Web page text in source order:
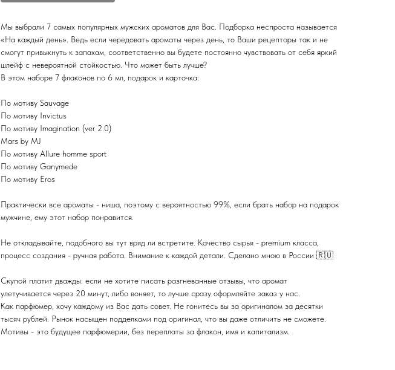
Мы выбрали 7 самых популярных мужских ароматов для Вас. Подборка неспроста называется
«На каждый день». Ведь если чередовать ароматы через день, то Ваши рецепторы так и не
смогут привыкнуть к запахам, соответственно вы будете постоянно чувствовать от себя яркий
шлейф с невероятной стойкостью. Что может быть лучше?
В этом наборе 7 флаконов по 6 мл, подарок и карточка:
По мотиву Sauvage
По мотиву Invictus
По мотиву Imagination (ver 2.0)
Mars by MJ
По мотиву Allure homme sport
По мотиву Ganymede
По мотиву Eros
Практически все ароматы - ниша, поэтому с вероятностью 99%, если брать набор на подарок
мужчине, ему этот набор понравится.
Не откладывайте, подобного вы тут вряд ли встретите. Качество сырья - premium класса,
процесс создания - ручная работа. Внимание к каждой детали. Сделано мною в России 🇷🇺
Скупой платит дважды: если не хотите писать разгневанные отзывы, что аромат
улетучивается через 20 минут, либо воняет, то лучше сразу оформляйте заказ у нас.
Как парфюмер, хочу каждому из Вас дать совет. Не гонитесь вы за оригиналом за десятки
тысяч рублей. Рынок насыщен подделками под оригинал, что вы даже отличить не сможете.
Мотивы - это будущее парфюмерии, без переплаты за флакон, имя и капитализм.